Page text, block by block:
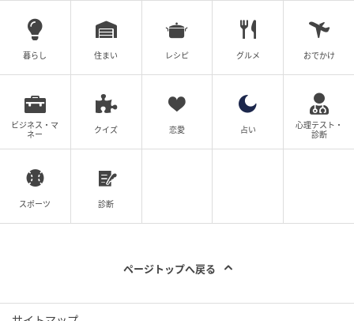
暮らし 住まい レシピ グルメ おでかけ
ビジネス・マ
ネー
クイズ 恋愛 占い
心理テスト・
診断
スポーツ 診断
ページトップへ戻る